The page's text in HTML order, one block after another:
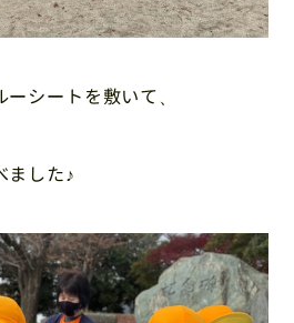
シートを敷いて、
ました♪